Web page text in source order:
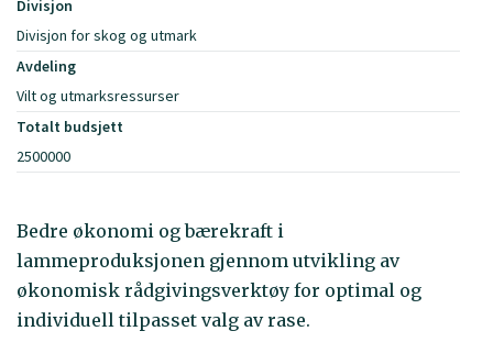
Divisjon
Divisjon for skog og utmark
Avdeling
Vilt og utmarksressurser
Totalt budsjett
2500000
Bedre økonomi og bærekraft i
lammeproduksjonen gjennom utvikling av
økonomisk rådgivingsverktøy for optimal og
individuell tilpasset valg av rase.